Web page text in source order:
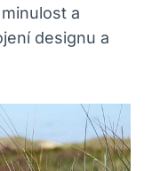
a
designu a